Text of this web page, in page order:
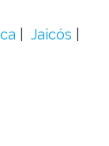
Jaicós